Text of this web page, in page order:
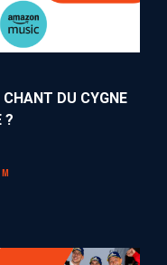
DU CYGNE
?